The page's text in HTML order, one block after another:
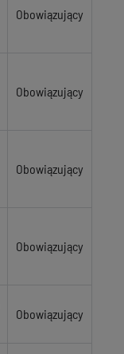
Obowiązujący
Obowiązujący
Obowiązujący
Obowiązujący
Obowiązujący